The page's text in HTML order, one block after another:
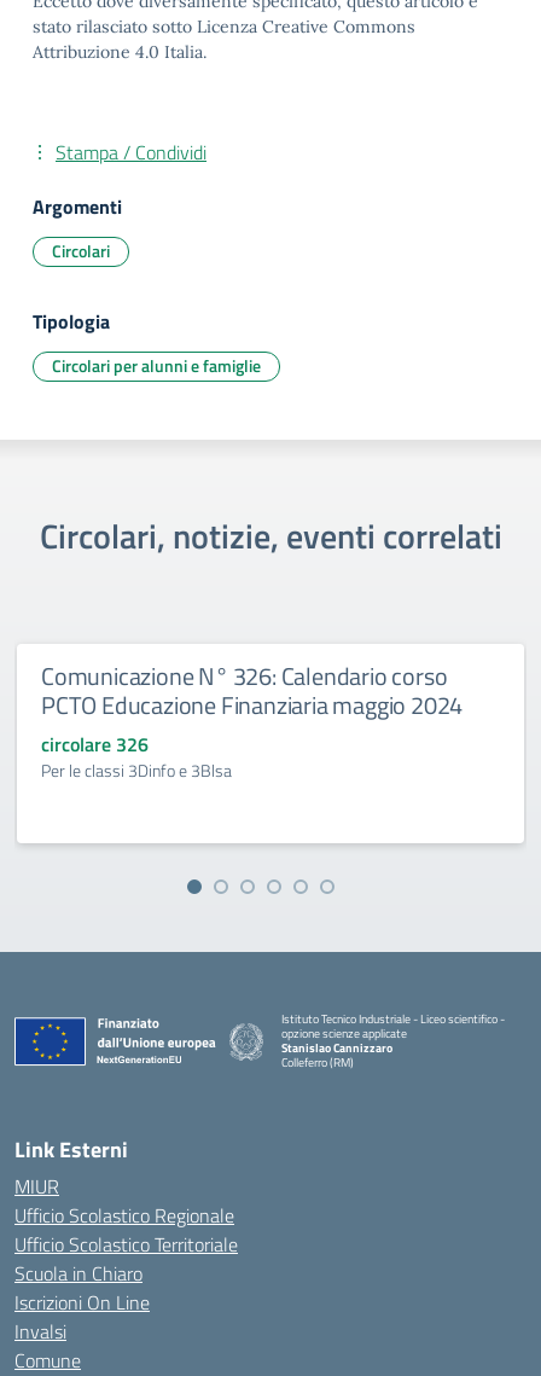
stato rilasciato sotto Licenza Creative Commons
Attribuzione 4.0 Italia.
Stampa / Condividi
Argomenti
Circolari
Tipologia
Circolari per alunni e famiglie
Circolari, notizie, eventi correlati
Comunicazione N° 326: Calendario corso
PCTO Educazione Finanziaria maggio 2024
circolare 326
Per le classi 3Dinfo e 3Blsa
Istituto Tecnico Industriale - Liceo scientifico -
opzione scienze applicate
Stanislao Cannizzaro
Colleferro (RM)
Link Esterni
MIUR
Ufficio Scolastico Regionale
Ufficio Scolastico Territoriale
Scuola in Chiaro
Iscrizioni On Line
Invalsi
Comune